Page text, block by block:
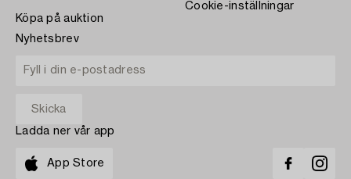
Köpa på auktion
Cookie-inställningar
Nyhetsbrev
Ladda ner vår app
App Store